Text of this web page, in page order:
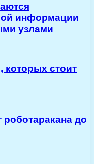
информации
узлами
которых стоит
до